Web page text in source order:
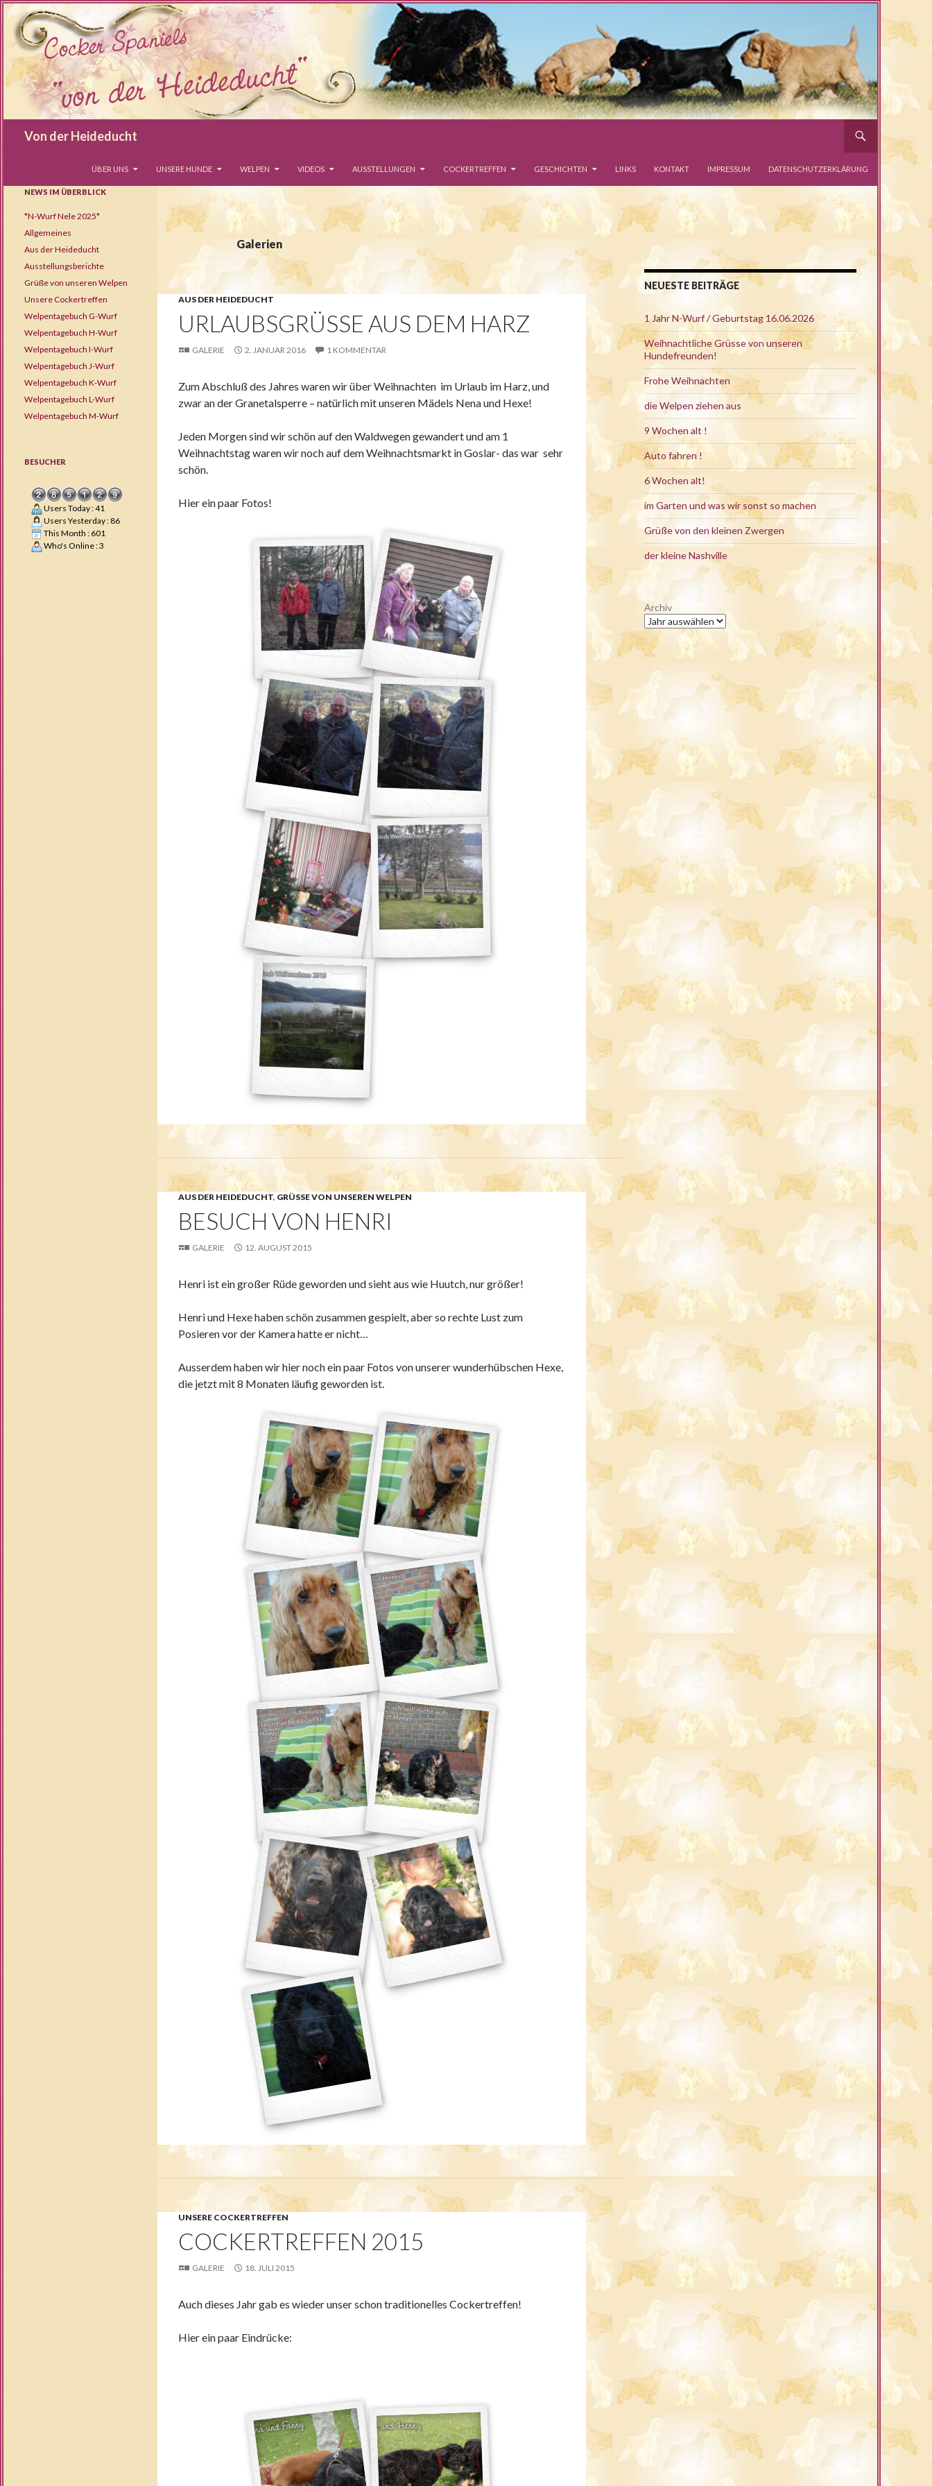
Von der Heideducht
ÜBER UNS
UNSERE HUNDE WELPEN VIDEOS AUSSTELLUNGEN COCKERTREFFEN GESCHICHTEN LINKS KONTAKT IMPRESSUM DATENSCHUTZERKLÄRUNG
Galerien
AUS DER HEIDEDUCHT
URLAUBSGRÜSSE AUS DEM HARZ
GALERIE 2. JANUAR 2016 1 KOMMENTAR
Zum Abschluß des Jahres waren wir über Weihnachten im Urlaub im Harz, und
zwar an der Granetalsperre – natürlich mit unseren Mädels Nena und Hexe!
Jeden Morgen sind wir schön auf den Waldwegen gewandert und am 1
Weihnachtstag waren wir noch auf dem Weihnachtsmarkt in Goslar- das war sehr
schön.
Hier ein paar Fotos!
AUS DER HEIDEDUCHT, GRÜSSE VON UNSEREN WELPEN
BESUCH VON HENRI
GALERIE 12. AUGUST 2015
Henri ist ein großer Rüde geworden und sieht aus wie Huutch, nur größer!
Henri und Hexe haben schön zusammen gespielt, aber so rechte Lust zum
Posieren vor der Kamera hatte er nicht…
Ausserdem haben wir hier noch ein paar Fotos von unserer wunderhübschen Hexe,
die jetzt mit 8 Monaten läufig geworden ist.
UNSERE COCKERTREFFEN
COCKERTREFFEN 2015
GALERIE 18. JULI 2015
Auch dieses Jahr gab es wieder unser schon traditionelles Cockertreffen!
Hier ein paar Eindrücke:
NEUESTE BEITRÄGE
1 Jahr N-Wurf / Geburtstag 16.06.2026
Weihnachtliche Grüsse von unseren
Hundefreunden!
Frohe Weihnachten
die Welpen ziehen aus
9 Wochen alt !
Auto fahren !
6 Wochen alt!
im Garten und was wir sonst so machen
Grüße von den kleinen Zwergen
der kleine Nashville
Archiv
NEWS IM ÜBERBLICK
*N-Wurf Nele 2025*
Allgemeines
Aus der Heideducht
Ausstellungsberichte
Grüße von unseren Welpen
Unsere Cockertreffen
Welpentagebuch G-Wurf
Welpentagebuch H-Wurf
Welpentagebuch I-Wurf
Welpentagebuch J-Wurf
Welpentagebuch K-Wurf
Welpentagebuch L-Wurf
Welpentagebuch M-Wurf
BESUCHER
Users Today : 41
Users Yesterday : 86
This Month : 601
Who's Online : 3